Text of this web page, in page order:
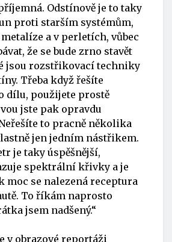
Odstínově je to taky
proti starším systémům,
a v perletích, vůbec
že se bude zrno stavět
jsou rozstřikovací techniky
Třeba když řešíte
dílu, použijete prostě
jste pak opravdu
to pracně několika
jen jedním nástřikem.
je taky úspěšnější,
spektrální křivky a je
moc se nalezená receptura
To říkám naprosto
jsem nadšený.“
v obrazové reportáži